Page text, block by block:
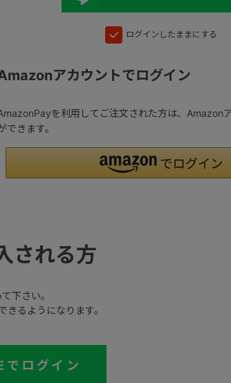
ログインしたままにする
アカウントでログイン
を利用してご注文された方は、Amazon
できます。
される方
下さい。
るようになります。
でログイン